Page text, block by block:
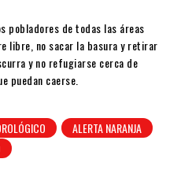
pobladores de todas las áreas
libre, no sacar la basura y retirar
y no refugiarse cerca de
puedan caerse.
ALERTA NARANJA